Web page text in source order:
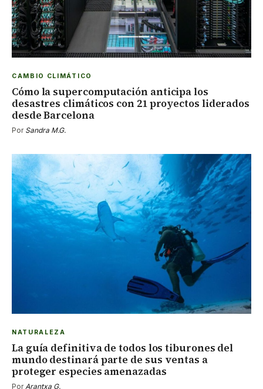
CAMBIO CLIMÁTICO
Cómo la supercomputación anticipa los
desastres climáticos con 21 proyectos liderados
desde Barcelona
Por Sandra M.G.
NATURALEZA
La guía definitiva de todos los tiburones del
mundo destinará parte de sus ventas a
proteger especies amenazadas
PorArantxa G.